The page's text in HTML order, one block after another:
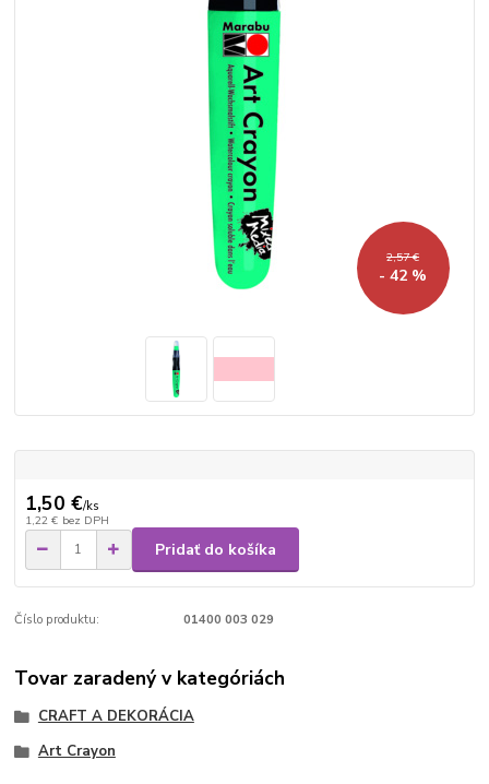
2,57 €
- 42 %
1,50 €/ks
1,22 € bez DPH
Pridať do košíka
Číslo produktu: 01400 003 029
Tovar zaradený v kategóriách
CRAFT A DEKORÁCIA
Art Crayon